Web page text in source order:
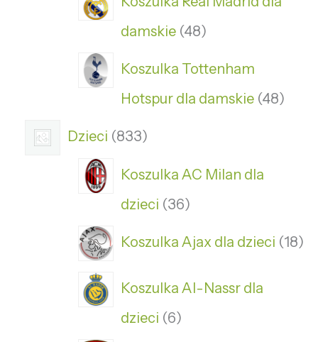
damskie 48
Koszulka Tottenham
Hotspur dla damskie 48
Dzieci 833
Koszulka AC Milan dla
dzieci 36
Koszulka Ajax dla dzieci 18
Koszulka Al-Nassr dla
dzieci 6